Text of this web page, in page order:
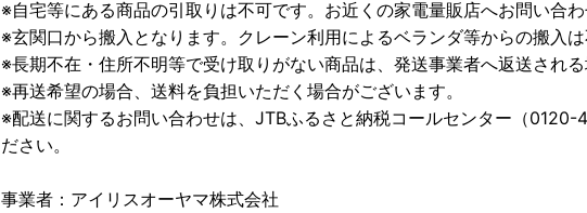
※自宅等にある商品の引取りは不可です。お近くの家電量販店へお問い合わ
※玄関口から搬入となります。クレーン利用によるベランダ等からの搬入は
※長期不在・住所不明等で受け取りがない商品は、発送事業者へ返送される
※再送希望の場合、送料を負担いただく場合がございます。
※配送に関するお問い合わせは、JTBふるさと納税コールセンター（0120-
ださい。
事業者：アイリスオーヤマ株式会社